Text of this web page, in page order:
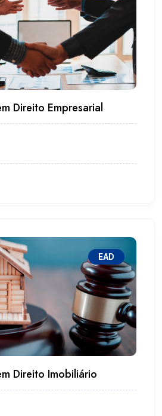
Direito Empresarial
EAD
Direito Imobiliário